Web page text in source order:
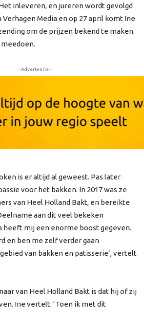
inleveren, en jureren wordt gevolgd
Media en op 27 april komt Ine
om de prijzen bekend te maken.
- Advertentie -
is er altijd al geweest. Pas later
voor het bakken. In 2017 was ze
van Heel Holland Bakt, en bereikte
aan dit veel bekeken
mij een enorme boost gegeven.
en ben me zelf verder gaan
van bakken en patisserie’, vertelt
van Heel Holland Bakt is dat hij of zij
Ine vertelt: ‘Toen ik met dit